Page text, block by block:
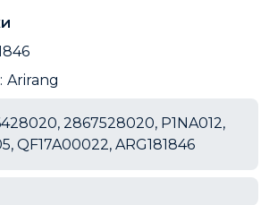
Arirang
2867528020, P1NA012,
QF17A00022, ARG181846